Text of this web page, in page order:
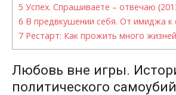
5 Успех. Спрашиваете – отвечаю
6 В предвкушении себя. От имиджа к
7 Рестарт: Как прожить много
Любовь вне игры.
политического